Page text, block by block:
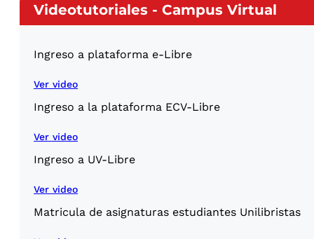
Videotutoriales - Campus Virtual
Ingreso a plataforma e-Libre
Ver video
Ingreso a la plataforma ECV-Libre
Ver video
Ingreso a UV-Libre
Ver video
Matricula de asignaturas estudiantes Unilibristas